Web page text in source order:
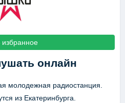
избранное
онлайн
молодежная радиостанция.
из Екатеринбурга.